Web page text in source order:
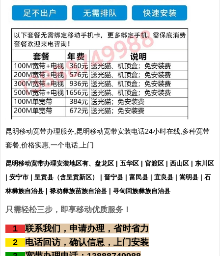
昆明移动宽带办理服务,昆明移动宽带安装电话24小时在线,多种宽带
套餐,价格实惠,一个电话,上门
昆明移动宽带办理安装地区有、盘龙区 | 五华区 | 官渡区 | 西山区 | 东川区
| 安宁市 | 呈贡县（含呈贡新区） | 晋宁县 | 富民县 | 宜良县 | 嵩明县 | 石
林彝族自治县 | 禄劝彝族苗族自治县 | 寻甸回族彝族自治县
只需轻松三步，即享移动优质服务！
1
联系我们，申请办理，省时省力
2
电话回访，确认信息，上门安装